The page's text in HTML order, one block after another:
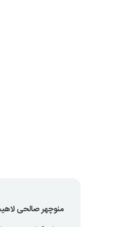
منوچهر صالحی